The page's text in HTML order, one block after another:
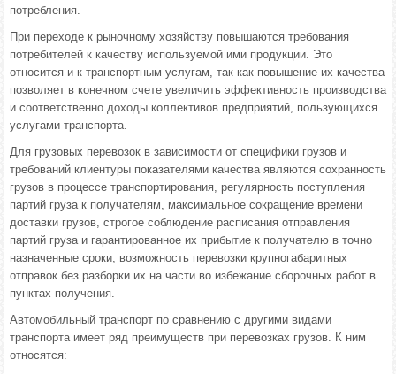
потребления.
При переходе к рыночному хозяйству повышаются требования
потребителей к качеству используемой ими продукции. Это
относится и к транспортным услугам, так как повышение их качества
позволяет в конечном счете увеличить эффективность производства
и соответственно доходы коллективов предприятий, пользующихся
услугами транспорта.
Для грузовых перевозок в зависимости от специфики грузов и
требований клиентуры показателями качества являются сохранность
грузов в процессе транспортирования, регулярность поступления
партий груза к получателям, максимальное сокращение времени
доставки грузов, строгое соблюдение расписания отправления
партий груза и гарантированное их прибытие к получателю в точно
назначенные сроки, возможность перевозки крупногабаритных
отправок без разборки их на части во избежание сборочных работ в
пунктах получения.
Автомобильный транспорт по сравнению с другими видами
транспорта имеет ряд преимуществ при перевозках грузов. К ним
относятся: